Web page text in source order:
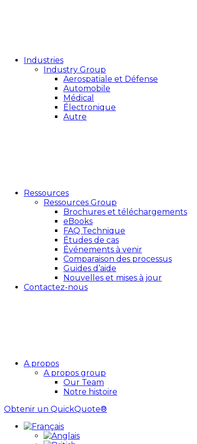
Industries
Industry Group
Aerospatiale et Défense
Automobile
Médical
Électronique
Autre
Ressources
Ressources Group
Brochures et téléchargements
eBooks
FAQ Technique
Études de cas
Événements à venir
Comparaison des processus
Guides d’aide
Nouvelles et mises à jour
Contactez-nous
A propos
A propos group
Our Team
Notre histoire
Obtenir un QuickQuote®